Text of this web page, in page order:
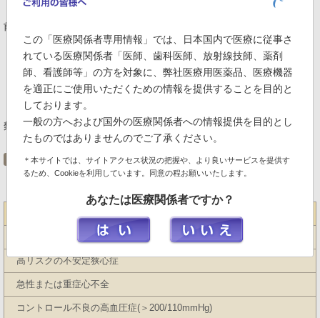
前処置 (運動・薬剤負荷)
・原則として検査４時間前から絶食する。水分制限は無い。
・抗狭心症薬の当日の投薬は原則中止する。
・運動負荷ではβ遮断薬は前日から休薬することが望ましい。
・薬剤負荷の場合は、カフェインを12時間以上控える。
禁忌 (運動・薬剤負荷)
のように運動・薬剤負荷の禁忌に注意する。
急性心筋梗塞症(発症4日未満)
高リスクの不安定狭心症
急性または重症心不全
コントロール不良の高血圧症(＞200/110mmHg)
この「医療関係者専用情報」では、日本国内で医療に従事さ
れている医療関係者「医師、歯科医師、放射線技師、薬剤
師、看護師等」の方を対象に、弊社医療用医薬品、医療機器
を適正にご使用いただくための情報を提供することを目的と
しております。
一般の方へおよび国外の医療関係者への情報提供を目的とし
たものではありませんのでご了承ください。
＊本サイトでは、サイトアクセス状況の把握や、より良いサービスを提供す
るため、Cookieを利用しています。同意の程お願いいたします。
あなたは医療関係者ですか？